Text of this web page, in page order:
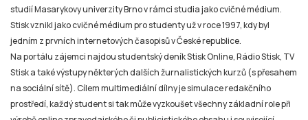
studií Masarykovy univerzity Brno v rámci studia jako cvičné médium.
Stisk vznikl jako cvičné médium pro studenty už v roce 1997, kdy byl
jedním z prvních internetových časopisů v České republice.
Na portálu zájemci najdou studentský deník Stisk Online, Rádio Stisk, TV
Stisk a také výstupy některých dalších žurnalistických kurzů (s přesahem
na sociální sítě). Cílem multimediální dílny je simulace redakčního
prostředí, každý student si tak může vyzkoušet všechny základní role při